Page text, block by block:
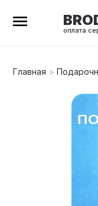
оплата
Главная >